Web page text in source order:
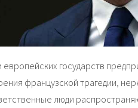
европейских государств
французской трагедии,
люди